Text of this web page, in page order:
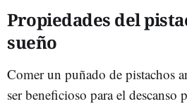
Propiedades del
sueño
Comer un puñado de pistachos
ser beneficioso para el descanso